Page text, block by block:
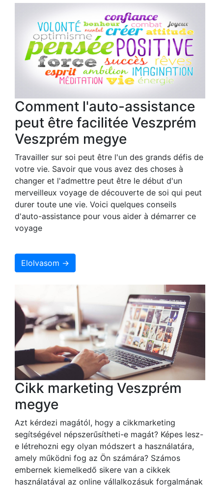
Comment l'auto-assistance
peut être facilitée Veszprém
Veszprém megye
Travailler sur soi peut être l'un des grands défis de
votre vie. Savoir que vous avez des choses à
changer et l'admettre peut être le début d'un
merveilleux voyage de découverte de soi qui peut
durer toute une vie. Voici quelques conseils
d'auto-assistance pour vous aider à démarrer ce
voyage
Elolvasom →
Cikk marketing Veszprém
megye
Azt kérdezi magától, hogy a cikkmarketing
segítségével népszerűsítheti-e magát? Képes lesz-
e létrehozni egy olyan módszert a használatára,
amely működni fog az Ön számára? Számos
embernek kiemelkedő sikere van a cikkek
használatával az online vállalkozásuk forgalmának